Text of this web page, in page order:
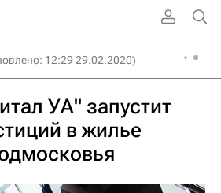
12:29 29.02.2020)
УА" запустит
в жилье